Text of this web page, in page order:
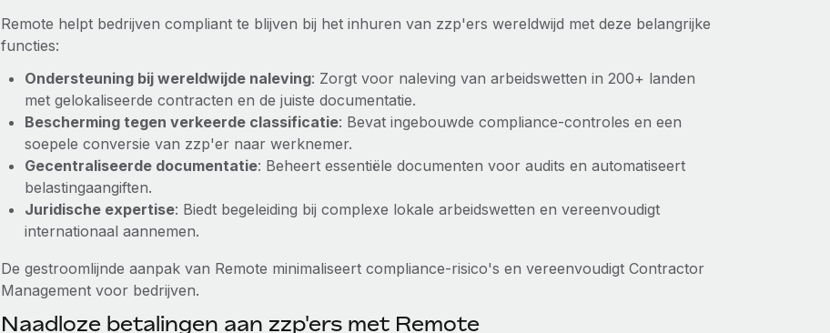
Remote helpt bedrijven compliant te blijven bij het inhuren van zzp'ers wereldwijd met deze belangrijke
functies:
Ondersteuning bij wereldwijde naleving: Zorgt voor naleving van arbeidswetten in 200+ landen
met gelokaliseerde contracten en de juiste documentatie.
Bescherming tegen verkeerde classificatie: Bevat ingebouwde compliance-controles en een
soepele conversie van zzp'er naar werknemer.
Gecentraliseerde documentatie: Beheert essentiële documenten voor audits en automatiseert
belastingaangiften.
Juridische expertise: Biedt begeleiding bij complexe lokale arbeidswetten en vereenvoudigt
internationaal aannemen.
De gestroomlijnde aanpak van Remote minimaliseert compliance-risico's en vereenvoudigt Contractor
Management voor bedrijven.
Naadloze betalingen aan zzp'ers met Remote